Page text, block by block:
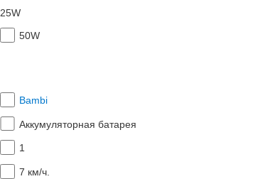
25W
50W
Bambi
Аккумуляторная батарея
1
7 км/ч.